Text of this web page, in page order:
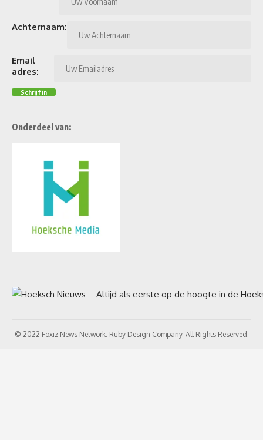
Achternaam:
Email
adres:
Onderdeel van:
© 2022 Foxiz News Network. Ruby Design Company. All Rights Reserved.